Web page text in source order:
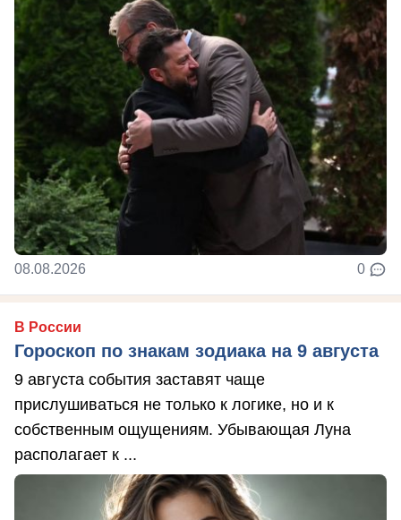
08.08.2026 0
В России
Гороскоп по знакам зодиака на 9 августа
9 августа события заставят чаще
прислушиваться не только к логике, но и к
собственным ощущениям. Убывающая Луна
располагает к ...